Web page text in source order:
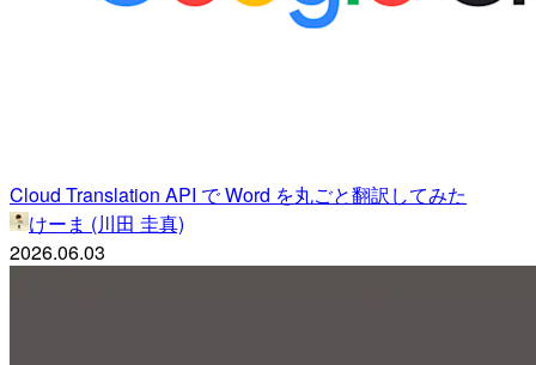
Cloud Translation API で Word を丸ごと翻訳してみた
けーま (川田 圭真)
2026.06.03